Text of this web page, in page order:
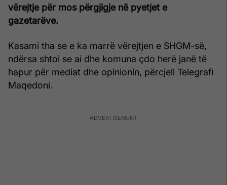
vërejtje për mos përgjigje në pyetjet e
gazetarëve.
Kasami tha se e ka marrë vërejtjen e SHGM-së,
ndërsa shtoi se ai dhe komuna çdo herë janë të
hapur për mediat dhe opinionin, përcjell Telegrafi
Maqedoni.